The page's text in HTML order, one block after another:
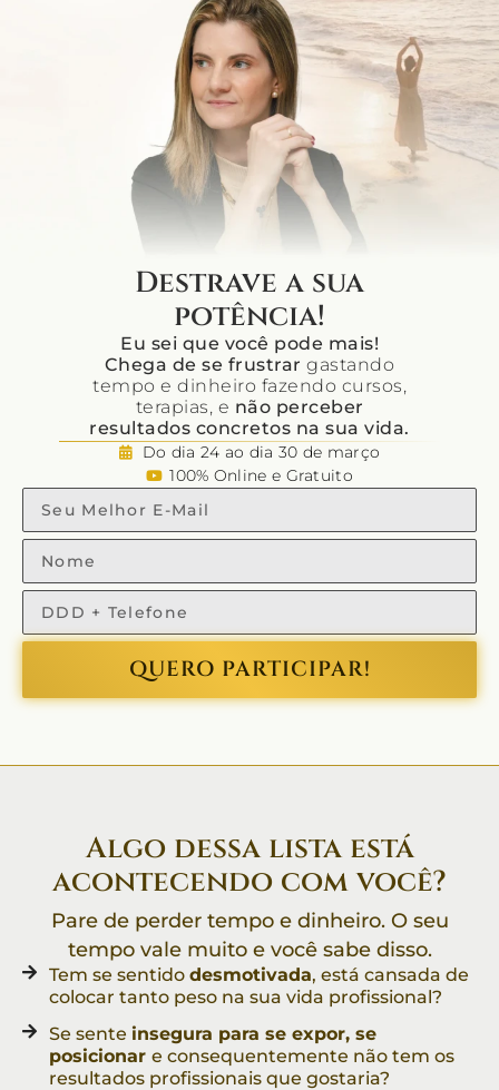
Destrave a sua
potência!
Eu sei que você pode mais!
Chega de se frustrar gastando
tempo e dinheiro fazendo cursos,
terapias, e não perceber
resultados concretos na sua vida.
Do dia 24 ao dia 30 de março
100% Online e Gratuito
QUERO PARTICIPAR!
Algo dessa lista está
acontecendo com você?
Pare de perder tempo e dinheiro. O seu
tempo vale muito e você sabe disso.
Tem se sentido desmotivada, está cansada de
colocar tanto peso na sua vida profissional?
Se sente insegura para se expor, se
posicionar e consequentemente não tem os
resultados profissionais que gostaria?